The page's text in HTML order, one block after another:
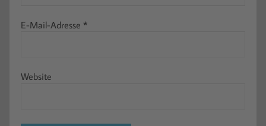
E-Mail-Adresse *
Website